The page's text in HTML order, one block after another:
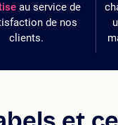
au service de
de nos
clients.